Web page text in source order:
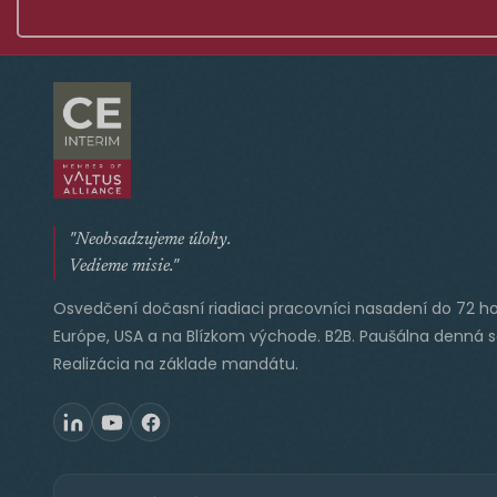
"Neobsadzujeme úlohy.
Vedieme misie."
Osvedčení dočasní riadiaci pracovníci nasadení do 72
Európe, USA a na Blízkom východe. B2B. Paušálna denná
Realizácia na základe mandátu.